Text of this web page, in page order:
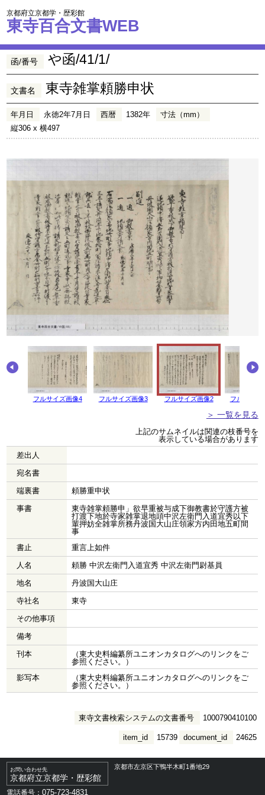
京都府立京都学・歴彩館
東寺百合文書WEB
函/番号 や函/41/1/
文書名 東寺雑掌頼勝申状
年月日 永徳2年7月日 西暦 1382年
寸法（mm）
縦306 x 横497
フルサイズ画像4 フルサイズ画像3 フルサイズ画像2 フルサイズ
＞ 一覧を見る
上記のサムネイルは関連の枝番号を
表示している場合があります
差出人
宛名書
端裏書
頼勝重申状
事書
東寺雑掌頼勝申」欲早重被与成下御教書於守護方被
打渡下地於寺家雑掌退地頭中沢左衛門入道宜秀以下
輩押妨全雑掌所務丹波国大山庄領家方内田地五町間
事
書止
重言上如件
人名
頼勝 中沢左衛門入道宜秀 中沢左衛門尉基員
地名
丹波国大山庄
寺社名
東寺
その他事項
備考
刊本
（東大史料編纂所ユニオンカタログへのリンクをご
参照ください。）
影写本
（東大史料編纂所ユニオンカタログへのリンクをご
参照ください。）
東寺文書検索システムの文書番号 1000790410100
document_id 24625
item_id 15739
お問い合わせ先
京都府立京都学・歴彩館
京都市左京区下鴨半木町1番地29
電話番号：075-723-4831